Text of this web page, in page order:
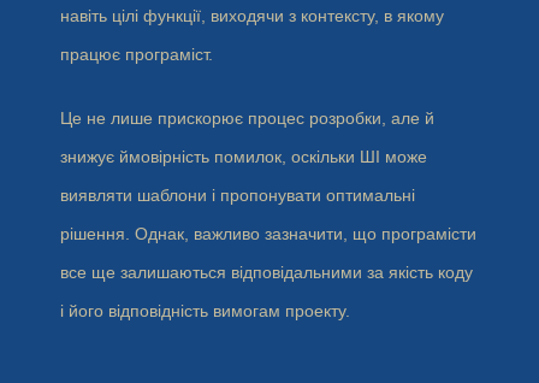
навіть цілі функції, виходячи з контексту, в якому
працює програміст.
Це не лише прискорює процес розробки, але й
знижує ймовірність помилок, оскільки ШІ може
виявляти шаблони і пропонувати оптимальні
рішення. Однак, важливо зазначити, що програмісти
все ще залишаються відповідальними за якість коду
і його відповідність вимогам проекту.